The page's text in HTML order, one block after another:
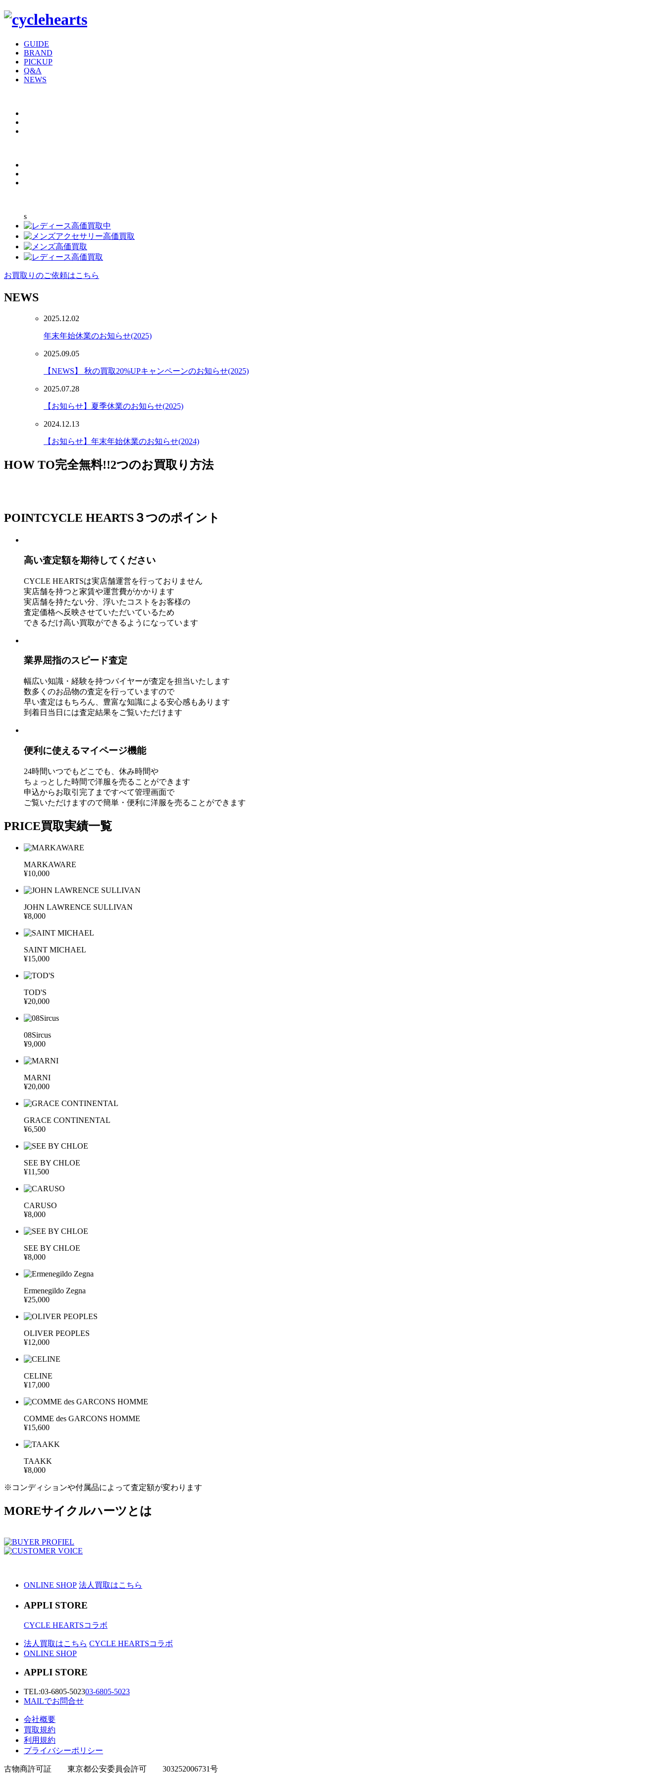
GUIDE
BRAND
PICKUP
Q&A
NEWS
s
お買取りのご依頼はこちら
NEWS
2025.12.02
年末年始休業のお知らせ(2025)
2025.09.05
【NEWS】 秋の買取20%UPキャンペーンのお知らせ(2025)
2025.07.28
【お知らせ】夏季休業のお知らせ(2025)
2024.12.13
【お知らせ】年末年始休業のお知らせ(2024)
HOW TO完全無料!!2つのお買取り方法
POINTCYCLE HEARTS３つのポイント
高い査定額を期待してください
CYCLE HEARTSは実店舗運営を行っておりません
実店舗を持つと家賃や運営費がかかります
実店舗を持たない分、浮いたコストをお客様の
査定価格へ反映させていただいているため
できるだけ高い買取ができるようになっています
業界屈指のスピード査定
幅広い知識・経験を持つバイヤーが査定を担当いたします
数多くのお品物の査定を行っていますので
早い査定はもちろん、豊富な知識による安心感もあります
到着日当日には査定結果をご覧いただけます
便利に使えるマイページ機能
24時間いつでもどこでも、休み時間や
ちょっとした時間で洋服を売ることができます
申込からお取引完了まですべて管理画面で
ご覧いただけますので簡単・便利に洋服を売ることができます
PRICE買取実績一覧
MARKAWARE
¥10,000
JOHN LAWRENCE SULLIVAN
¥8,000
SAINT MICHAEL
¥15,000
TOD'S
¥20,000
08Sircus
¥9,000
MARNI
¥20,000
GRACE CONTINENTAL
¥6,500
SEE BY CHLOE
¥11,500
CARUSO
¥8,000
SEE BY CHLOE
¥8,000
Ermenegildo Zegna
¥25,000
OLIVER PEOPLES
¥12,000
CELINE
¥17,000
COMME des GARCONS HOMME
¥15,600
TAAKK
¥8,000
※コンディションや付属品によって査定額が変わります
MOREサイクルハーツとは
ONLINE SHOP 法人買取はこちら
APPLI STORE
CYCLE HEARTSコラボ
法人買取はこちら CYCLE HEARTSコラボ
ONLINE SHOP
APPLI STORE
TEL:03-6805-502303-6805-5023
MAILでお問合せ
会社概要
買取規約
利用規約
プライバシーポリシー
古物商許可証 東京都公安委員会許可 303252006731号